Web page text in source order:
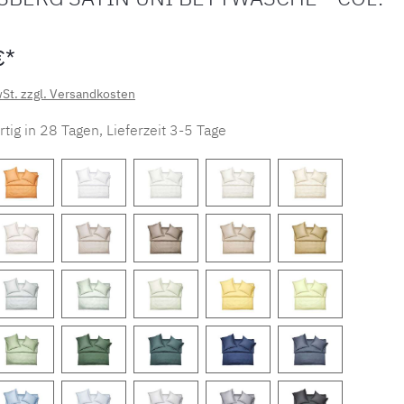
zzgl. Versandkosten
in 28 Tagen, Lieferzeit 3-5 Tage